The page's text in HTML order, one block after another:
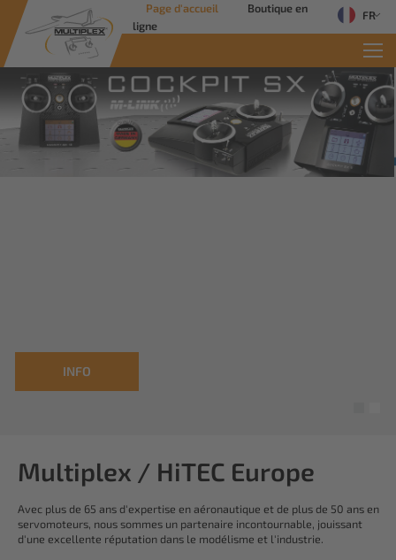
Page d'accueil
Boutique en
ligne
FR
Multiplex / HiTEC Europe
Avec plus de 65 ans d'expertise en aéronautique et de plus de 50 ans en
servomoteurs, nous sommes un partenaire incontournable, jouissant
d'une excellente réputation dans le modélisme et l'industrie.